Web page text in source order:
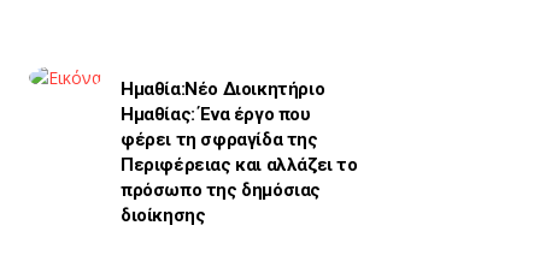
Ημαθία:Νέο Διοικητήριο
Ημαθίας: Ένα έργο που
φέρει τη σφραγίδα της
Περιφέρειας και αλλάζει το
πρόσωπο της δημόσιας
διοίκησης